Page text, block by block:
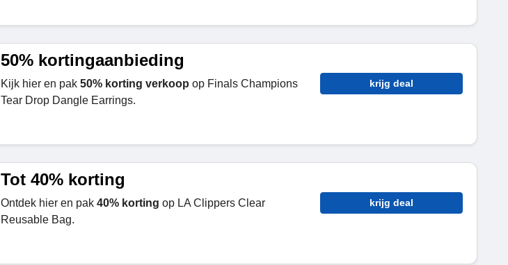
50% kortingaanbieding
Kijk hier en pak 50% korting verkoop op Finals Champions
Tear Drop Dangle Earrings.
krijg deal
Tot 40% korting
Ontdek hier en pak 40% korting op LA Clippers Clear
Reusable Bag.
krijg deal